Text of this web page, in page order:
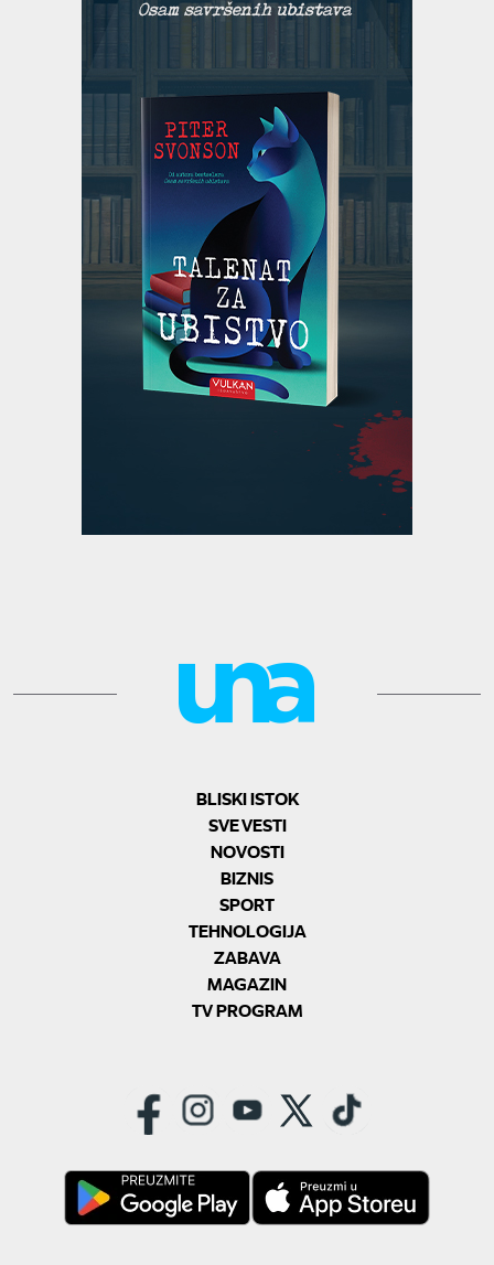
BLISKI ISTOK
SVE VESTI
NOVOSTI
BIZNIS
SPORT
TEHNOLOGIJA
ZABAVA
MAGAZIN
TV PROGRAM